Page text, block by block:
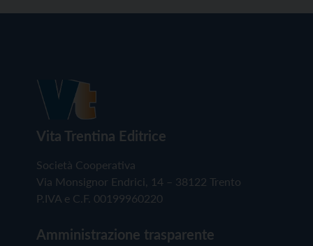
Vita Trentina Editrice
Società Cooperativa
Via Monsignor Endrici, 14 – 38122 Trento
P.IVA e C.F. 00199960220
Amministrazione trasparente